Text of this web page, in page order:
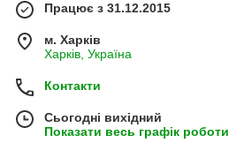
Працює з 31.12.2015
м. Харків
Харків, Україна
Контакти
Сьогодні вихідний
Показати весь графік роботи